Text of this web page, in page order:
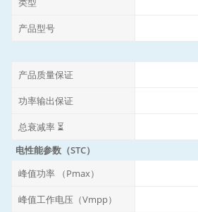
产品型号
产品质量保证
功率输出保证
总衰减率 ⏳
电性能参数（STC）
峰值功率 （Pmax）
峰值工作电压（Vmpp）